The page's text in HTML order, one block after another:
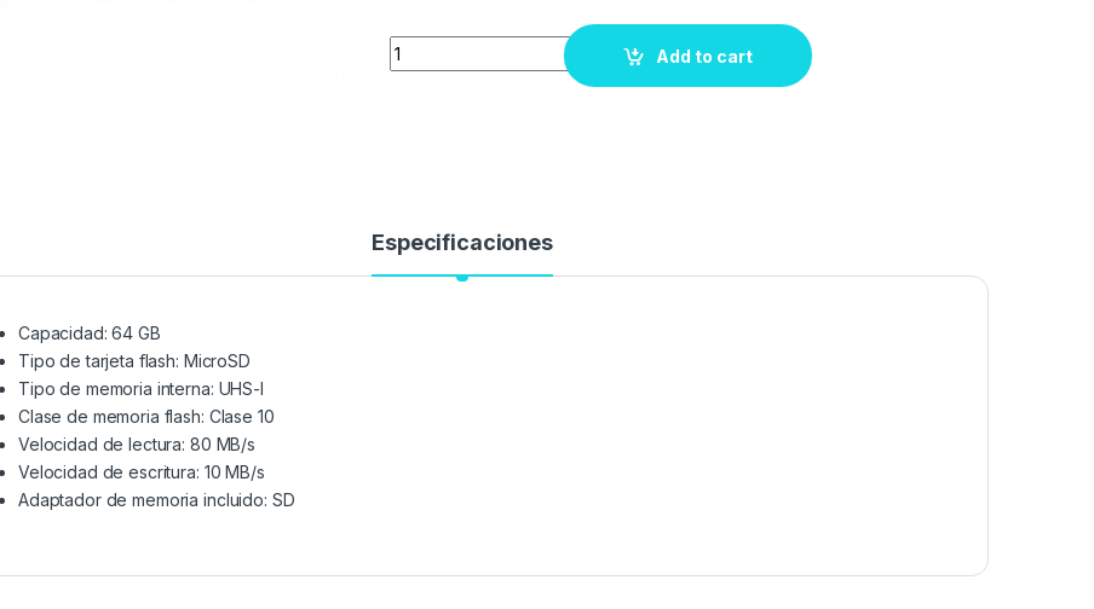
Quantity
Add to cart
Especificaciones
Capacidad: 64 GB
Tipo de tarjeta flash: MicroSD
Tipo de memoria interna: UHS-I
Clase de memoria flash: Clase 10
Velocidad de lectura: 80 MB/s
Velocidad de escritura: 10 MB/s
Adaptador de memoria incluido: SD